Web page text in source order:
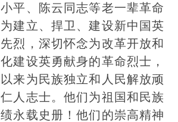
平、陈云同志等老一辈革命
建立、捍卫、建设新中国英
烈，深切怀念为改革开放和
建设英勇献身的革命烈士，
来为民族独立和人民解放顽
人志士。他们为祖国和民族
永载史册！他们的崇高精神